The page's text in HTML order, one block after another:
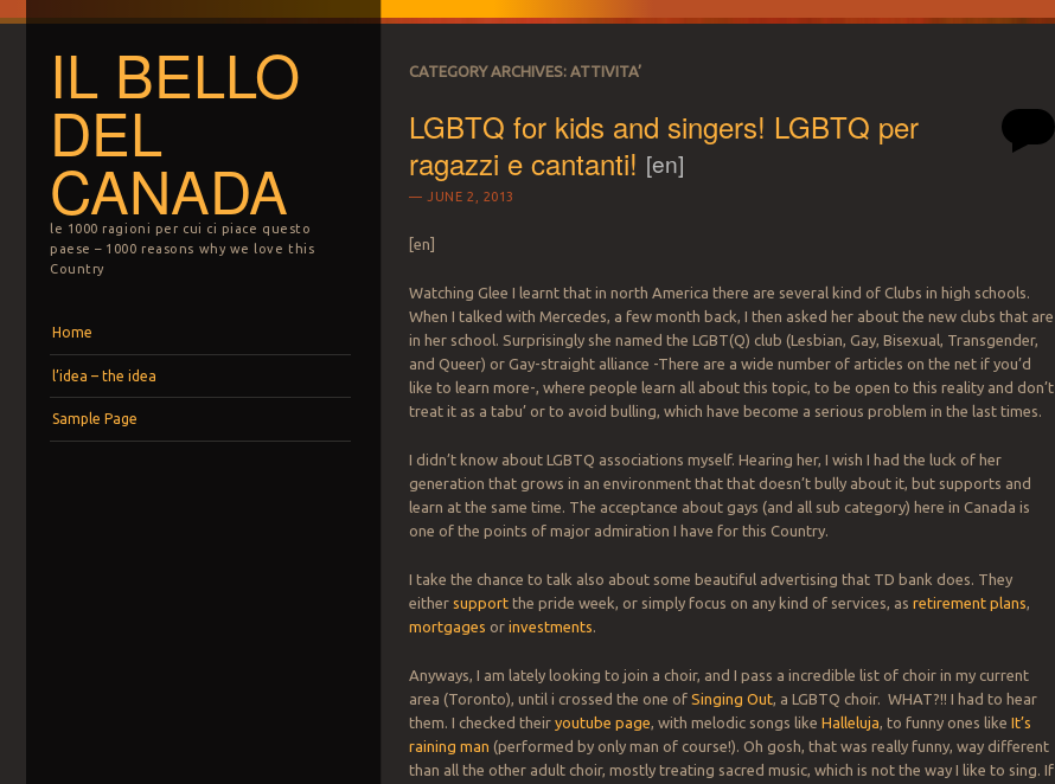
IL BELLO
DEL
CANADA
le 1000 ragioni per cui ci piace questo
paese – 1000 reasons why we love this
Country
Home
l’idea – the idea
Sample Page
CATEGORY ARCHIVES:ATTIVITA’
LGBTQ for kids and singers! LGBTQ per
ragazzi e cantanti! [en]
JUNE 2, 2013
[en]
Watching Glee I learnt that in north America there are several kind of Clubs in high schools.
When I talked with Mercedes, a few month back, I then asked her about the new clubs that are
in her school. Surprisingly she named the LGBT(Q) club (Lesbian, Gay, Bisexual, Transgender,
and Queer) or Gay-straight alliance -There are a wide number of articles on the net if you’d
like to learn more-, where people learn all about this topic, to be open to this reality and don’t
treat it as a tabu’ or to avoid bulling, which have become a serious problem in the last times.
I didn’t know about LGBTQ associations myself. Hearing her, I wish I had the luck of her
generation that grows in an environment that that doesn’t bully about it, but supports and
learn at the same time. The acceptance about gays (and all sub category) here in Canada is
one of the points of major admiration I have for this Country.
I take the chance to talk also about some beautiful advertising that TD bank does. They
eithersupport the pride week, or simply focus on any kind of services, asretirement plans,
mortgages orinvestments.
Anyways, I am lately looking to join a choir, and I pass a incredible list of choir in my current
area (Toronto), until i crossed the one ofSinging Out, a LGBTQ choir. WHAT?!! I had to hear
them. I checked theiryoutube page, with melodic songs likeHalleluja, to funny ones likeIt’s
raining man(performed by only man of course!). Oh gosh, that was really funny, way different
than all the other adult choir, mostly treating sacred music, which is not the way I like to sing. If